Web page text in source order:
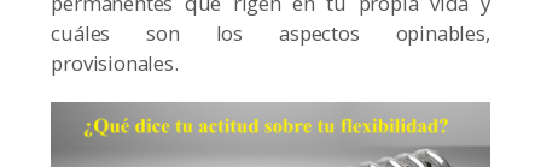
cuáles son los aspectos opinables,
provisionales.